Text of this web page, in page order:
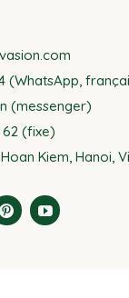
(WhatsApp,
(messenger)
62 (fixe)
Kiem, Hanoi,